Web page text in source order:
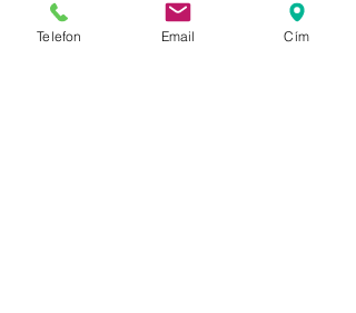
Telefon Email Cím